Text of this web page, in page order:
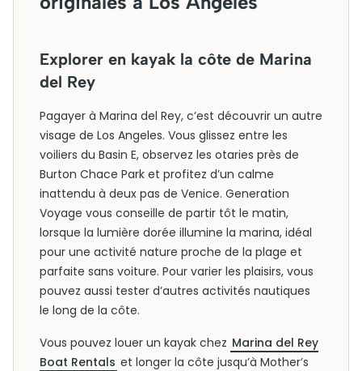
Explorer en kayak la côte de Marina
del Rey
Pagayer à Marina del Rey, c’est découvrir un autre
visage de Los Angeles. Vous glissez entre les
voiliers du Basin E, observez les otaries près de
Burton Chace Park et profitez d’un calme
inattendu à deux pas de Venice. Generation
Voyage vous conseille de partir tôt le matin,
lorsque la lumière dorée illumine la marina, idéal
pour une activité nature proche de la plage et
parfaite sans voiture. Pour varier les plaisirs, vous
pouvez aussi tester d’autres activités nautiques
le long de la côte.
Vous pouvez louer un kayak chez Marina del Rey
Boat Rentals et longer la côte jusqu’à Mother’s